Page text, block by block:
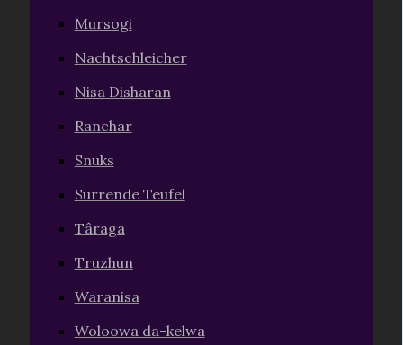
Mursogi
Nachtschleicher
Nisa Disharan
Ranchar
Snuks
Surrende Teufel
Târaga
Truzhun
Waranisa
Woloowa da-kelwa